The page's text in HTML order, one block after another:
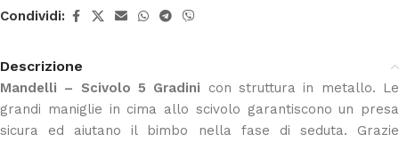
Condividi:
Descrizione
Mandelli – Scivolo 5 Gradini con struttura in metallo. Le
grandi maniglie in cima allo scivolo garantiscono un presa
sicura ed aiutano il bimbo nella fase di seduta. Grazie